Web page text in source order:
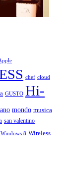
chef cloud
GUSTO Hi-
mondo musica
san valentino
Windows 8 Wireless